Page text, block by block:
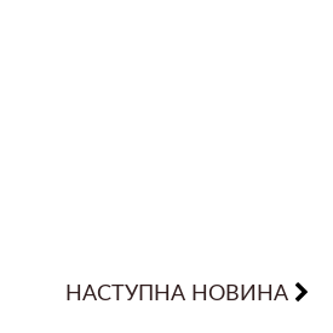
НАСТУПНА НОВИНА